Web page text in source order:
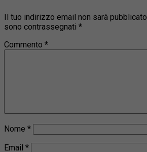
Il tuo indirizzo email non sarà pubblicato.
sono contrassegnati *
Commento *
Nome *
Email *